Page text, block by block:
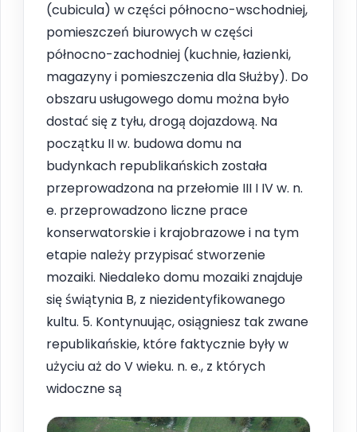
(cubicula) w części północno-wschodniej,
pomieszczeń biurowych w części
północno-zachodniej (kuchnie, łazienki,
magazyny i pomieszczenia dla Służby). Do
obszaru usługowego domu można było
dostać się z tyłu, drogą dojazdową. Na
początku II w. budowa domu na
budynkach republikańskich została
przeprowadzona na przełomie III I IV w. n.
e. przeprowadzono liczne prace
konserwatorskie i krajobrazowe i na tym
etapie należy przypisać stworzenie
mozaiki. Niedaleko domu mozaiki znajduje
się świątynia B, z niezidentyfikowanego
kultu. 5. Kontynuując, osiągniesz tak zwane
republikańskie, które faktycznie były w
użyciu aż do V wieku. n. e., z których
widoczne są